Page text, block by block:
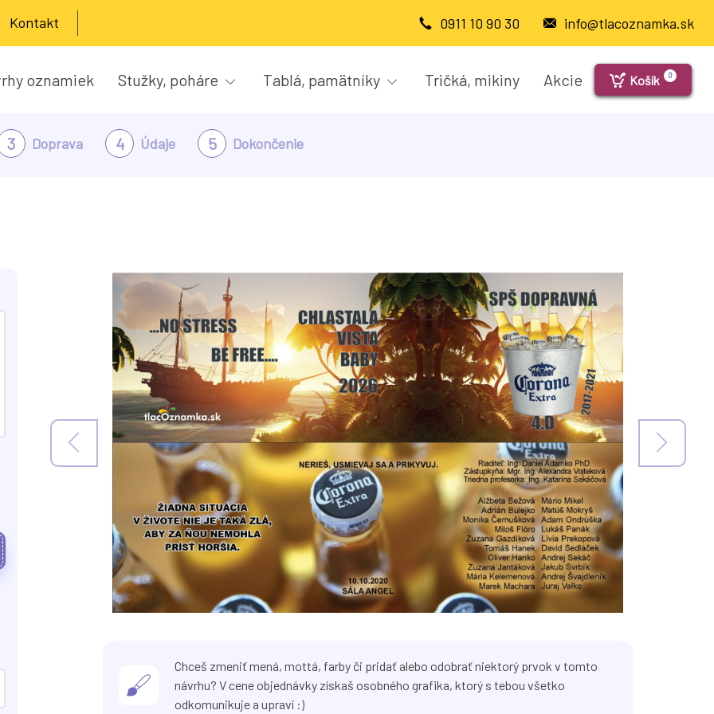
Kontakt 0911 10 90 30 info@tlacoznamka.sk
oznamiek Stužky, poháre Tablá, pamätníky Tričká, mikiny Akcie Košík 0
3 Doprava 4 Údaje 5 Dokončenie
Chceš zmeniť mená, mottá, farby či pridať alebo odobrať niektorý prvok v tomto
návrhu? V cene objednávky získaš osobného grafika, ktorý s tebou všetko
odkomunikuje a upraví :)